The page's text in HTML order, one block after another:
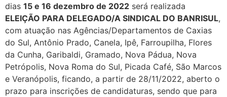
dias 15 e 16 dezembro de 2022 será realizada
ELEIÇÃO PARA DELEGADO/A SINDICAL DO BANRISUL,
com atuação nas Agências/Departamentos de Caxias
do Sul, Antônio Prado, Canela, Ipê, Farroupilha, Flores
da Cunha, Garibaldi, Gramado, Nova Pádua, Nova
Petrópolis, Nova Roma do Sul, Picada Café, São Marcos
e Veranópolis, ficando, a partir de 28/11/2022, aberto o
prazo para inscrições de candidaturas, sendo que para